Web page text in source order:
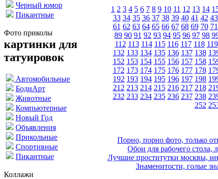
Черный юмор
Пикантные
Фото приколы
картинки для
татуировок
Автомобильные
БодиАрт
Животные
Компьютерные
Новый Год
Объявления
Прикольные
Спортивные
Пикантные
Коллажи
1 2 3 4 5 6 7 8 9 10 11 12 13 14
33 34 35 36 37 38 39 40 41 42 43
61 62 63 64 65 66 67 68 69 70 71
89 90 91 92 93 94 95 96 97 98
112 113 114 115 116 117 118 119
132 133 134 135 136 137 138
152 153 154 155 156 157 158
172 173 174 175 176 177 178
192 193 194 195 196 197 198
212 213 214 215 216 217 218
232 233 234 235 236 237 238
252
Порно, порно фото, только
Обои для рабочего стола,
Лучшие проститутки москвы,
Знаменитости, голые